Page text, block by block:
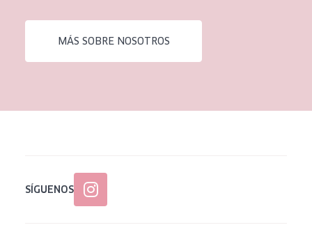
Piel expuesta al sol
Piel menopáusica
Todas las edades
MÁS SOBRE NOSOTROS
SÍGUENOS